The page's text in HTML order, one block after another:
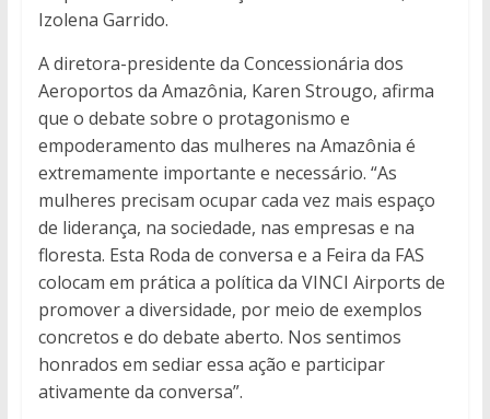
Izolena Garrido.
A diretora-presidente da Concessionária dos
Aeroportos da Amazônia, Karen Strougo, afirma
que o debate sobre o protagonismo e
empoderamento das mulheres na Amazônia é
extremamente importante e necessário. “As
mulheres precisam ocupar cada vez mais espaço
de liderança, na sociedade, nas empresas e na
floresta. Esta Roda de conversa e a Feira da FAS
colocam em prática a política da VINCI Airports de
promover a diversidade, por meio de exemplos
concretos e do debate aberto. Nos sentimos
honrados em sediar essa ação e participar
ativamente da conversa”.